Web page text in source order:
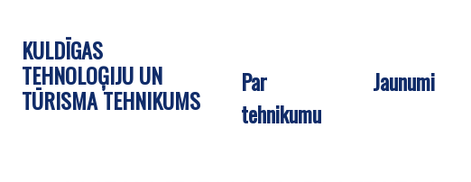
KULDĪGAS
TEHNOLOĢIJU UN
TŪRISMA TEHNIKUMS
Par
tehnikumu
Jaunumi